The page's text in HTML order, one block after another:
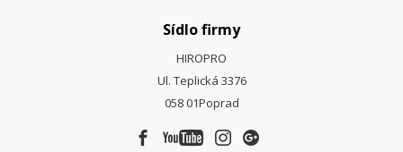
Sídlo firmy
HIROPRO
Ul. Teplická 3376
058 01Poprad